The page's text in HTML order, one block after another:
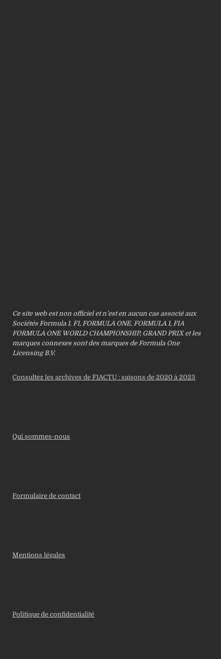
Ce site web est non officiel et n’est en aucun cas associé aux
Sociétés Formula 1. F1, FORMULA ONE, FORMULA 1, FIA
FORMULA ONE WORLD CHAMPIONSHIP, GRAND PRIX et les
marques connexes sont des marques de Formula One
Licensing B.V.
Consultez les archives de F1ACTU : saisons de 2020 à 2023
Qui sommes-nous
Formulaire de contact
Mentions légales
Politique de confidentialité